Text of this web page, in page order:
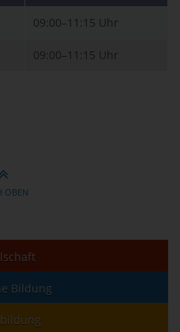
09:00–11:15 Uhr
09:00–11:15 Uhr
OBEN
Bildung